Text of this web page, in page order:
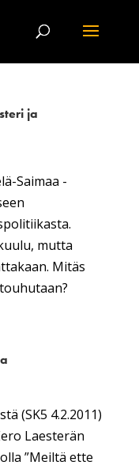
ja
Saimaa -
mutta
Mitäs
(SK5 4.2.2011)
Laesterän
”Meiltä ette